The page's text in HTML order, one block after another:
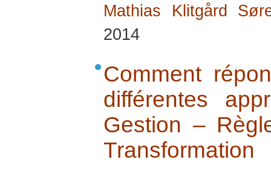
Mathias Klitgård
2014
Comment
différentes
Gestion –
Transformation